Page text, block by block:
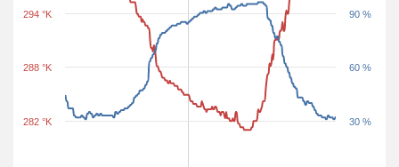
282 °K
288 °K
294 °K
30 %
60 %
90 %